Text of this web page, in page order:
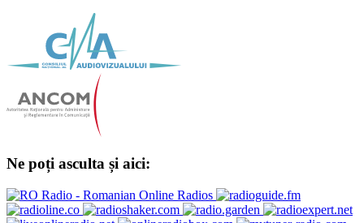
Ne poți asculta și aici: